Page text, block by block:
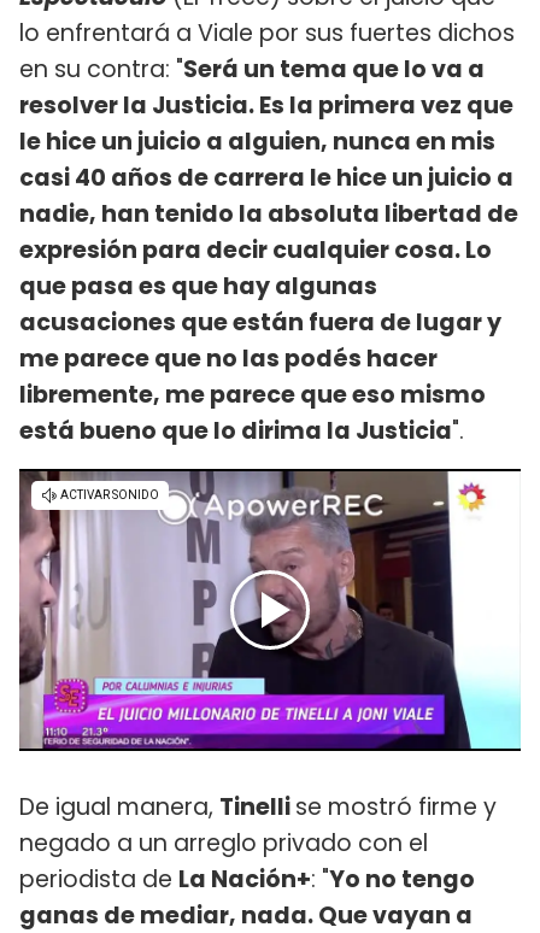
lo enfrentará a Viale por sus fuertes dichos
en su contra: "Será un tema que lo va a
resolver la Justicia. Es la primera vez que
le hice un juicio a alguien, nunca en mis
casi 40 años de carrera le hice un juicio a
nadie, han tenido la absoluta libertad de
expresión para decir cualquier cosa. Lo
que pasa es que hay algunas
acusaciones que están fuera de lugar y
me parece que no las podés hacer
libremente, me parece que eso mismo
está bueno que lo dirima la Justicia".
De igual manera, Tinellise mostró firme y
negado a un arreglo privado con el
periodista de La Nación+: "Yo no tengo
ganas de mediar, nada. Que vayan a